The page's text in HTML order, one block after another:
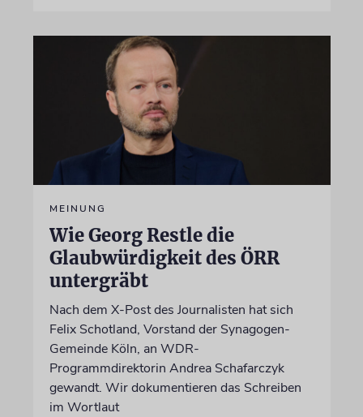
MEINUNG
Wie Georg Restle die
Glaubwürdigkeit des ÖRR
untergräbt
Nach dem X-Post des Journalisten hat sich
Felix Schotland, Vorstand der Synagogen-
Gemeinde Köln, an WDR-
Programmdirektorin Andrea Schafarczyk
gewandt. Wir dokumentieren das Schreiben
im Wortlaut